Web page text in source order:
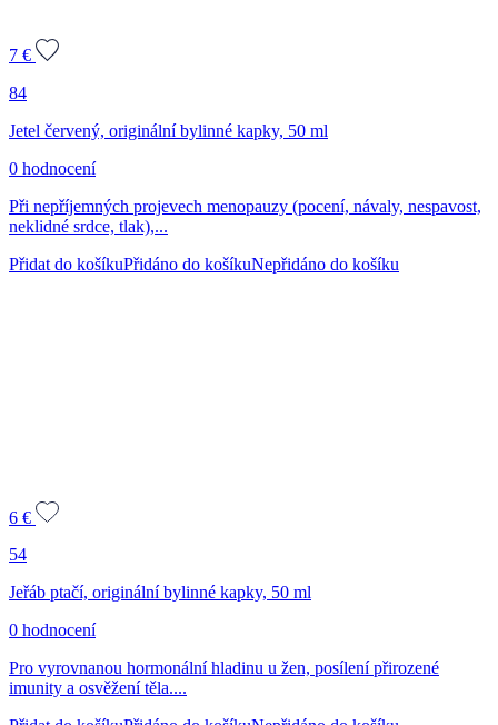
7 €
84
Jetel červený, originální bylinné kapky, 50 ml
0 hodnocení
Při nepříjemných projevech menopauzy (pocení, návaly, nespavost,
neklidné srdce, tlak),...
Přidat do košíkuPřidáno do košíkuNepřidáno do košíku
6 €
54
Jeřáb ptačí, originální bylinné kapky, 50 ml
0 hodnocení
Pro vyrovnanou hormonální hladinu u žen, posílení přirozené
imunity a osvěžení těla....